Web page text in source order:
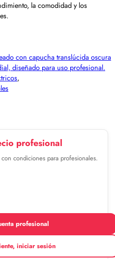
la comodidad y los
,
profesional
condiciones para profesionales.
profesional
iniciar sesión